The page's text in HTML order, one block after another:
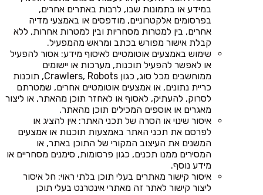
במידע או בתמונות שבו, לרבות באתרים אחרים,
בפרסומים אלקטרוניים, מודפסים או באמצעי מדיה
אחרים, בין למטרות מסחריות ובין למטרות אחרות, ללא
קבלת אישור מפורש בכתב ומראש מהמפעיל.
שימוש באמצעים אוטומטיים לאיסוף מידע: אסור להפעיל
או לאפשר להפעיל תוכנות, מערכות או יישומים
ממוחשבים מכל סוג, כגון Crawlers, Robots, תוכנות
כריית נתונים, או אמצעים אוטומטיים אחרים, שמטרתם
לסרוק, להעתיק, לאסוף או לאחזר תוכן מהאתר, או ליצור
מאגרים או אוספים המכילים תוכן מהאתר.
איסור שינוי או הסרה של תכני האתר: אין להציג או
לפרסם את תכני האתר באמצעות תוכנות או אמצעים
המשנים את העיצוב המקורי של התוכן באתר, או
המסירים ממנו תכנים, כגון פרסומות, סימנים מסחריים או
מידע נוסף.
איסור קישור מאתרים בעלי תוכן בלתי ראוי: חל איסור
ליצור קישור לאתר זה מאתרי אינטרנט בעלי תוכן